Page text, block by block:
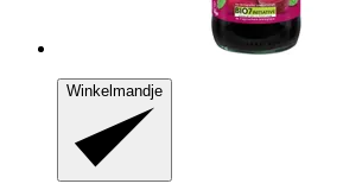
Winkelmandje